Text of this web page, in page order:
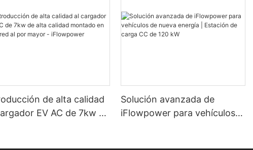
de alta calidad
EV AC de 7kw de
Solución avanzada de
iFlowpower para vehículos